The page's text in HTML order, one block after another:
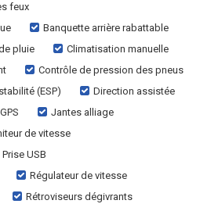
feux
Banquette arrière rabattable
pluie
Climatisation manuelle
Contrôle de pression des pneus
(ESP)
Direction assistée
GPS
Jantes alliage
de vitesse
Prise USB
Régulateur de vitesse
Rétroviseurs dégivrants